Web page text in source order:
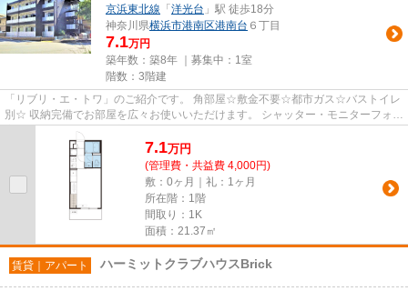
京浜東北線 「 洋光台 」駅 徒歩18分
神奈川県横浜市港南区港南台 ６丁目
7.1万円
築年数：築8年 ｜募集中： 1室
階数：3階建
「リブリ・エ・トワ」のご紹介です。 角部屋☆敷金不要☆都市ガス☆バストイレ
別☆ 収納完備でお部屋を広々お使いいただけます。 シャッター・モニターフォン
完備でセキュリティ面安心。 ...
7.1万円
(管理費・共益費 4,000円)
敷：0ヶ月｜礼：1ヶ月
所在階：1階
間取り：1K
面積：21.37㎡
賃貸｜アパート ハーミットクラブハウスBrick